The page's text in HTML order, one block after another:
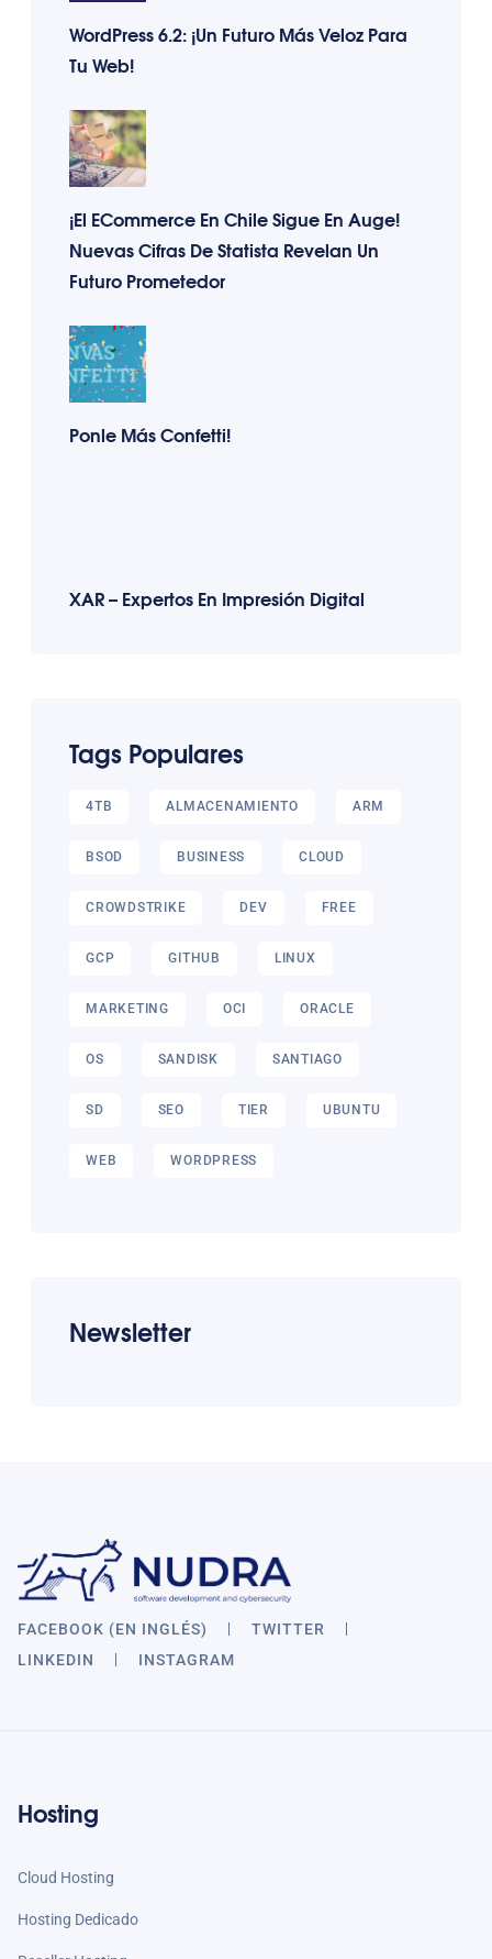
WordPress 6.2: ¡Un Futuro Más Veloz Para
Tu Web!
¡El ECommerce En Chile Sigue En Auge!
Nuevas Cifras De Statista Revelan Un
Futuro Prometedor
Ponle Más Confetti!
XAR – Expertos En Impresión Digital
Tags Populares
4TB ALMACENAMIENTO ARM
BSOD BUSINESS CLOUD
CROWDSTRIKE DEV FREE
GCP GITHUB LINUX
MARKETING OCI ORACLE
OS SANDISK SANTIAGO
SD SEO TIER UBUNTU
WEB WORDPRESS
Newsletter
FACEBOOK (EN INGLÉS)
TWITTER
LINKEDIN
INSTAGRAM
Hosting
Cloud Hosting
Hosting Dedicado